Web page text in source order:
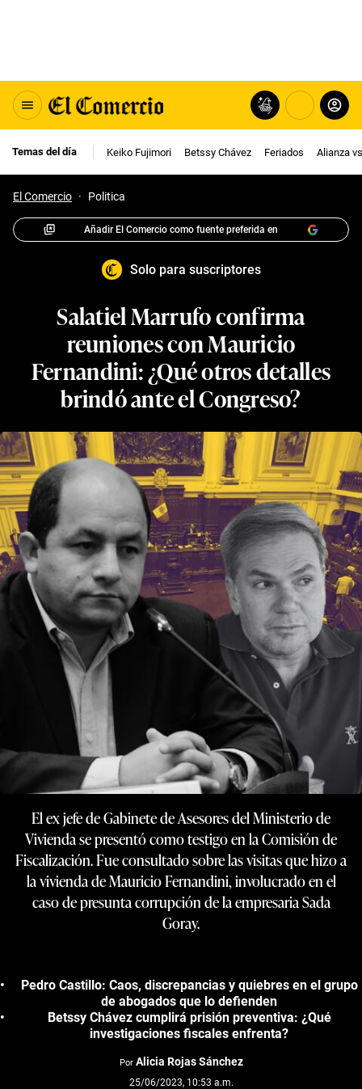
Temas del día Keiko Fujimori Betssy Chávez Feriados Alianza
El Comercio · Politica
Añadir El Comercio como fuente preferida en
Solo para suscriptores
Salatiel Marrufo confirma
reuniones con Mauricio
Fernandini: ¿Qué otros detalles
brindó ante el Congreso?
El ex jefe de Gabinete de Asesores del Ministerio de
Vivienda se presentó como testigo en la Comisión de
Fiscalización. Fue consultado sobre las visitas que hizo a
la vivienda de Mauricio Fernandini, involucrado en el
caso de presunta corrupción de la empresaria Sada
Goray.
Pedro Castillo: Caos, discrepancias y quiebres en el grupo
de abogados que lo defienden
Betssy Chávez cumplirá prisión preventiva: ¿Qué
investigaciones fiscales enfrenta?
Por Alicia Rojas Sánchez
25/06/2023, 10:53 a.m.